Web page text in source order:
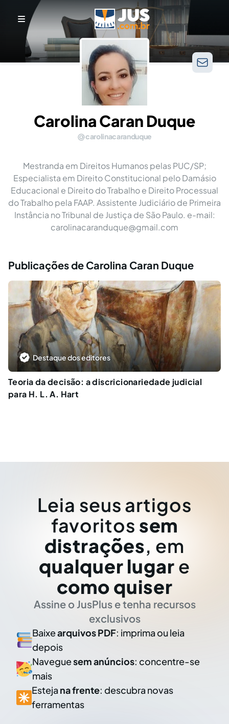
Carolina Caran Duque
carolinacaranduque
Mestranda em Direitos Humanos pelas PUC/SP;
Especialista em Direito Constitucional pelo Damásio
Educacional e Direito do Trabalho e Direito Processual
do Trabalho pela FAAP. Assistente Judiciário de Primeira
Instância no Tribunal de Justiça de São Paulo. e-mail:
carolinacaranduque@gmail.com
Publicações de Carolina Caran Duque
Destaque dos editores
Teoria da decisão: a discricionariedade judicial
para H. L. A. Hart
Leia seus artigos
favoritos sem
distrações, em
qualquer lugar e
como quiser
Assine o JusPlus e tenha recursos
exclusivos
Baixearquivos PDF: imprima ou leia
depois
Naveguesem anúncios: concentre-se
mais
Esteja na frente: descubra novas
ferramentas